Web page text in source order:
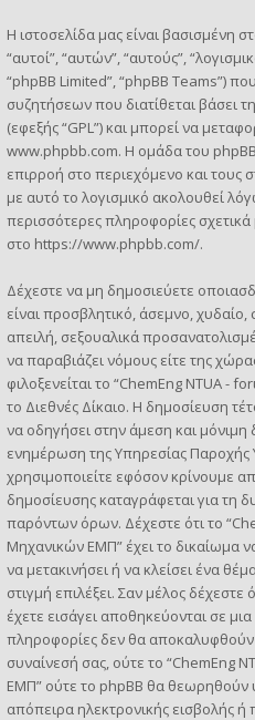
Η ιστοσελίδα μας είναι βασισμένη
“αυτοί”, “αυτών”, “αυτούς”,
“phpBB Limited”, “phpBB Teams”)
συζητήσεων που διατίθεται βάσει
(εφεξής “GPL”) και μπορεί να
www.phpbb.com. Η ομάδα του
επιρροή στο περιεχόμενο και τους
με αυτό το λογισμικό ακολουθεί
περισσότερες πληροφορίες
στο https://www.phpbb.com/.
Δέχεστε να μη δημοσιεύετε
είναι προσβλητικό, άσεμνο,
απειλή, σεξουαλικά
να παραβιάζει νόμους είτε της
φιλοξενείται το “ChemEng NTUA -
το Διεθνές Δίκαιο. Η δημοσίευση
να οδηγήσει στην άμεση και
ενημέρωση της Υπηρεσίας
χρησιμοποιείτε εφόσον κρίνουμε
δημοσίευσης καταγράφεται για τη
παρόντων όρων. Δέχεστε ότι το
Μηχανικών ΕΜΠ” έχει το δικαίωμα
να μετακινήσει ή να κλείσει ένα
στιγμή επιλέξει. Σαν μέλος
έχετε εισάγει αποθηκεύονται σε
πληροφορίες δεν θα αποκαλυφθούν
συναίνεσή σας, ούτε το “ChemEng
ΕΜΠ” ούτε το phpBB θα θεωρηθούν
απόπειρα ηλεκτρονικής εισβολής